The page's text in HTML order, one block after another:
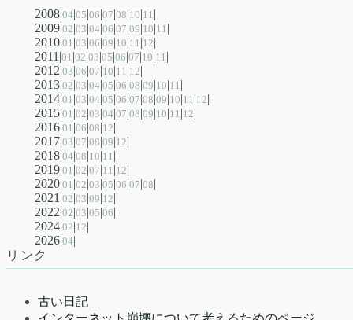
2008|04|05|06|07|08|10|11 |
2009|02|03|04|06|07|09|10|11 |
2010|01 |03|06|09|10|11 |12|
2011|01 |02|03|05|06|07|10|11 |
2012|03|06|07|10|11 |12|
2013|02|03|04|05|06|08|09|10|11 |
2014|01 |03|04|05|06|07|08|09|10|11 |12|
2015|01 |02|03|04|07|08|09|10|11 |12|
2016|01 |06|08|12|
2017|03|07|08|09|12|
2018|04|08|10|11 |
2019|01 |02|07|11 |12|
2020|01 |02|03|05|06|07|08|
2021|02|03|09|12|
2022|02|03|05|06|
2024|02|12|
2026|04|
リンク
古い日記